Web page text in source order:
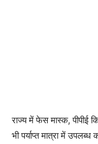
राज्य में फेस मास्क, पीपीई
भी पर्याप्त मात्रा में